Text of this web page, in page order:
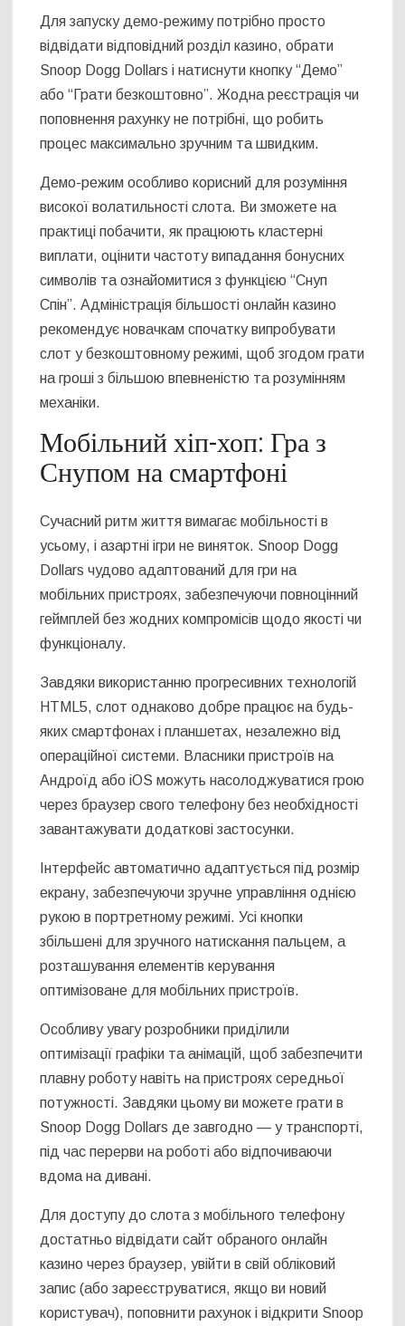
Для запуску демо-режиму потрібно просто
відвідати відповідний розділ казино, обрати
Snoop Dogg Dollars і натиснути кнопку “Демо”
або “Грати безкоштовно”. Жодна реєстрація чи
поповнення рахунку не потрібні, що робить
процес максимально зручним та швидким.
Демо-режим особливо корисний для розуміння
високої волатильності слота. Ви зможете на
практиці побачити, як працюють кластерні
виплати, оцінити частоту випадання бонусних
символів та ознайомитися з функцією “Снуп
Спін”. Адміністрація більшості онлайн казино
рекомендує новачкам спочатку випробувати
слот у безкоштовному режимі, щоб згодом грати
на гроші з більшою впевненістю та розумінням
механіки.
Мобільний хіп-хоп: Гра з
Снупом на смартфоні
Сучасний ритм життя вимагає мобільності в
усьому, і азартні ігри не виняток. Snoop Dogg
Dollars чудово адаптований для гри на
мобільних пристроях, забезпечуючи повноцінний
геймплей без жодних компромісів щодо якості чи
функціоналу.
Завдяки використанню прогресивних технологій
HTML5, слот однаково добре працює на будь-
яких смартфонах і планшетах, незалежно від
операційної системи. Власники пристроїв на
Андроїд або iOS можуть насолоджуватися грою
через браузер свого телефону без необхідності
завантажувати додаткові застосунки.
Інтерфейс автоматично адаптується під розмір
екрану, забезпечуючи зручне управління однією
рукою в портретному режимі. Усі кнопки
збільшені для зручного натискання пальцем, а
розташування елементів керування
оптимізоване для мобільних пристроїв.
Особливу увагу розробники приділили
оптимізації графіки та анімацій, щоб забезпечити
плавну роботу навіть на пристроях середньої
потужності. Завдяки цьому ви можете грати в
Snoop Dogg Dollars де завгодно — у транспорті,
під час перерви на роботі або відпочиваючи
вдома на дивані.
Для доступу до слота з мобільного телефону
достатньо відвідати сайт обраного онлайн
казино через браузер, увійти в свій обліковий
запис (або зареєструватися, якщо ви новий
користувач), поповнити рахунок і відкрити Snoop